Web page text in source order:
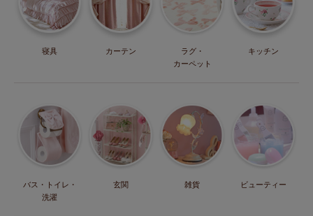
寝具 カーテン
ラグ・
カーペット
キッチン
バス・トイレ・
洗濯
玄関 雑貨 ビューティー